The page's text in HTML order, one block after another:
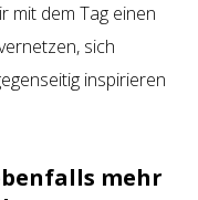
mit dem Tag einen
sich
inspirieren
mehr